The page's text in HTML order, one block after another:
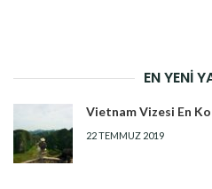
EN YENI
Vietnam Vizesi En
22 TEMMUZ 2019